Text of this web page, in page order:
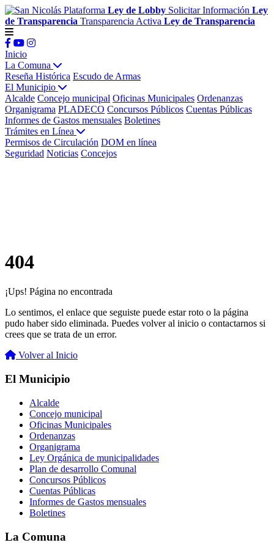
Plataforma Ley de Lobby Solicitar Información Ley
de Transparencia Transparencia Activa Ley de Transparencia
Inicio
La Comuna
Reseña Histórica Escudo de Armas
El Municipio
Alcalde Concejo municipal Oficinas Municipales Ordenanzas
Organigrama PLADECO Concursos Públicos Cuentas Públicas
Informes de Gastos mensuales Boletines
Trámites en Línea
Permisos de Circulación DOM en línea
Seguridad Noticias Concejos
404
¡Ups! Página no encontrada
Lo sentimos, el enlace que seguiste puede estar roto o la página
pudo haber sido eliminada. Puedes volver al inicio o contactarnos si
crees que se trata de un error.
Volver al Inicio
El Municipio
Alcalde
Concejo municipal
Oficinas Municipales
Ordenanzas
Organigrama
Ley Orgánica de municipalidades
Plan de desarrollo Comunal
Concursos Públicos
Cuentas Públicas
Informes de Gastos mensuales
Boletines
La Comuna